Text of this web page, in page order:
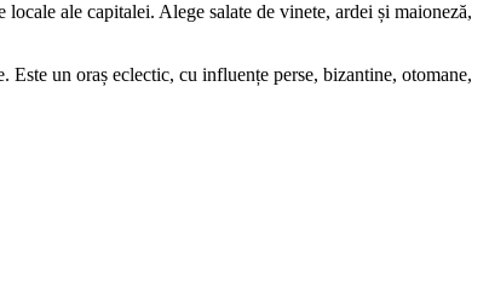
ale capitalei. Alege salate de vinete, ardei și maioneză,
un oraș eclectic, cu influențe perse, bizantine, otomane,